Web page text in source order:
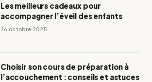
Les meilleurs cadeaux pour
accompagner l’éveil des enfants
26 octobre 2025
Choisir son cours de préparation à
l’accouchement : conseils et astuces